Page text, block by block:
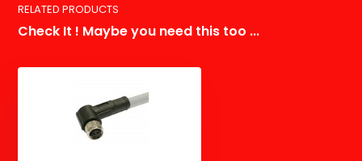
RELATED PRODUCTS
Check It ! Maybe you need this too ...